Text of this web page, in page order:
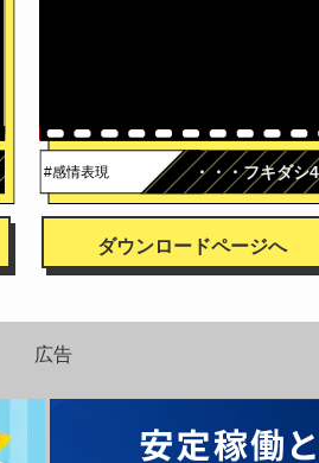
#感情表現 ・・・フキダシ
ダウンロードページへ
広告